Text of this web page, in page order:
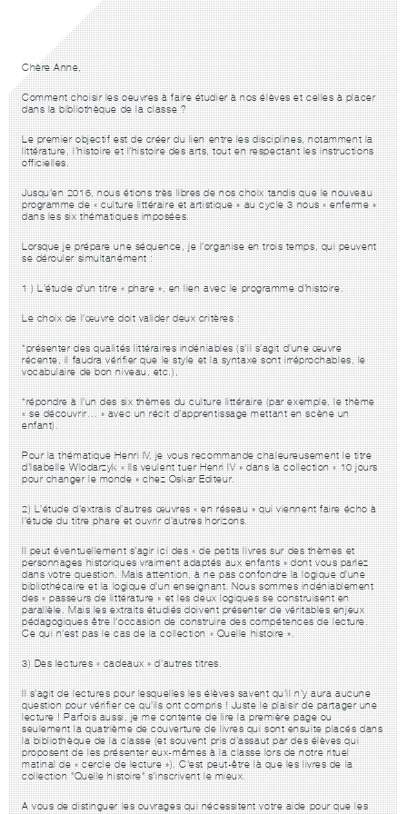
Chère Anne,
Comment choisir les oeuvres à faire étudier à nos élèves et celles à placer
dans la bibliothèque de la classe ?
Le premier objectif est de créer du lien entre les disciplines, notamment la
littérature, l’histoire et l’histoire des arts, tout en respectant les instructions
officielles.
Jusqu’en 2016, nous étions très libres de nos choix tandis que le nouveau
programme de « culture littéraire et artistique » au cycle 3 nous « enferme »
dans les six thématiques imposées.
Lorsque je prépare une séquence, je l’organise en trois temps, qui peuvent
se dérouler simultanément :
1 )L’étude d’un titre « phare »,en lien avec le programme d’histoire.
Le choix de l’œuvre doit valider deux critères :
*présenter des qualités littéraires indéniables (s’il s’agit d’une œuvre
récente, il faudra vérifier que le style et la syntaxe sont irréprochables, le
vocabulaire de bon niveau, etc.),
*répondre à l’un des six thèmes du culture littéraire (par exemple, le thème
« se découvrir… » avec un récit d’apprentissage mettant en scène un
enfant).
Pour la thématique Henri IV, je vous recommande chaleureusement le titre
d’Isabelle Wlodarzyk « Ils veulent tuer Henri IV » dans la collection « 10 jours
pour changer le monde » chez Oskar Editeur.
2)L’étude d’extrais d’autres œuvres « en réseau »qui viennent faire écho à
l’étude du titre phare et ouvrir d’autres horizons.
Il peut éventuellement s’agir ici des « de petits livres sur des thèmes et
personnages historiques vraiment adaptés aux enfants » dont vous parlez
dans votre question. Mais attention, à ne pas confondre la logique d’une
bibliothécaire et la logique d’un enseignant. Nous sommes indéniablement
des « passeurs de littérature » et les deux logiques se construisent en
parallèle. Mais les extraits étudiés doivent présenter de véritables enjeux
pédagogiques être l’occasion de construire des compétences de lecture.
Ce qui n’est pas le cas de la collection « Quelle histoire ».
3)Des lectures « cadeaux » d’autres titres.
Il s’agit de lectures pour lesquelles les élèves savent qu’il n’y aura aucune
question pour vérifier ce qu’ils ont compris ! Juste le plaisir de partager une
lecture ! Parfois aussi, je me contente de lire la première page ou
seulement la quatrième de couverture de livres qui sont ensuite placés dans
la bibliothèque de la classe (et souvent pris d’assaut par des élèves qui
proposent de les présenter eux-mêmes à la classe lors de notre rituel
matinal de « cercle de lecture »). C'est peut-être là que les livres de la
collection "Quelle histoire" s'inscrivent le mieux.
A vous de distinguer les ouvrages qui nécessitent votre aide pour que les